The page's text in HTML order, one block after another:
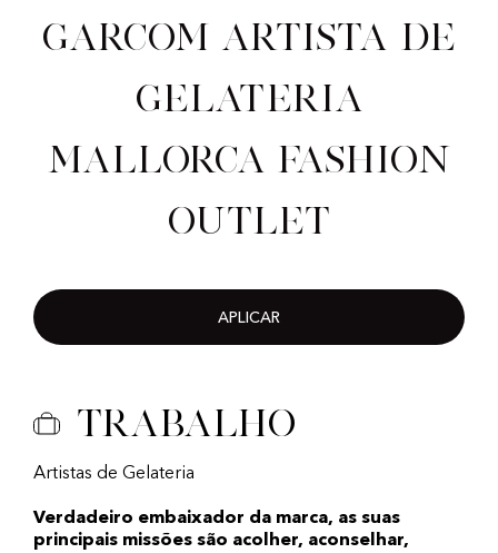
Garcom artista de
gelateria
Mallorca Fashion
Outlet
APLICAR
Trabalho
Artistas de Gelateria
Verdadeiro embaixador da marca, as suas
principais missões são acolher, aconselhar,